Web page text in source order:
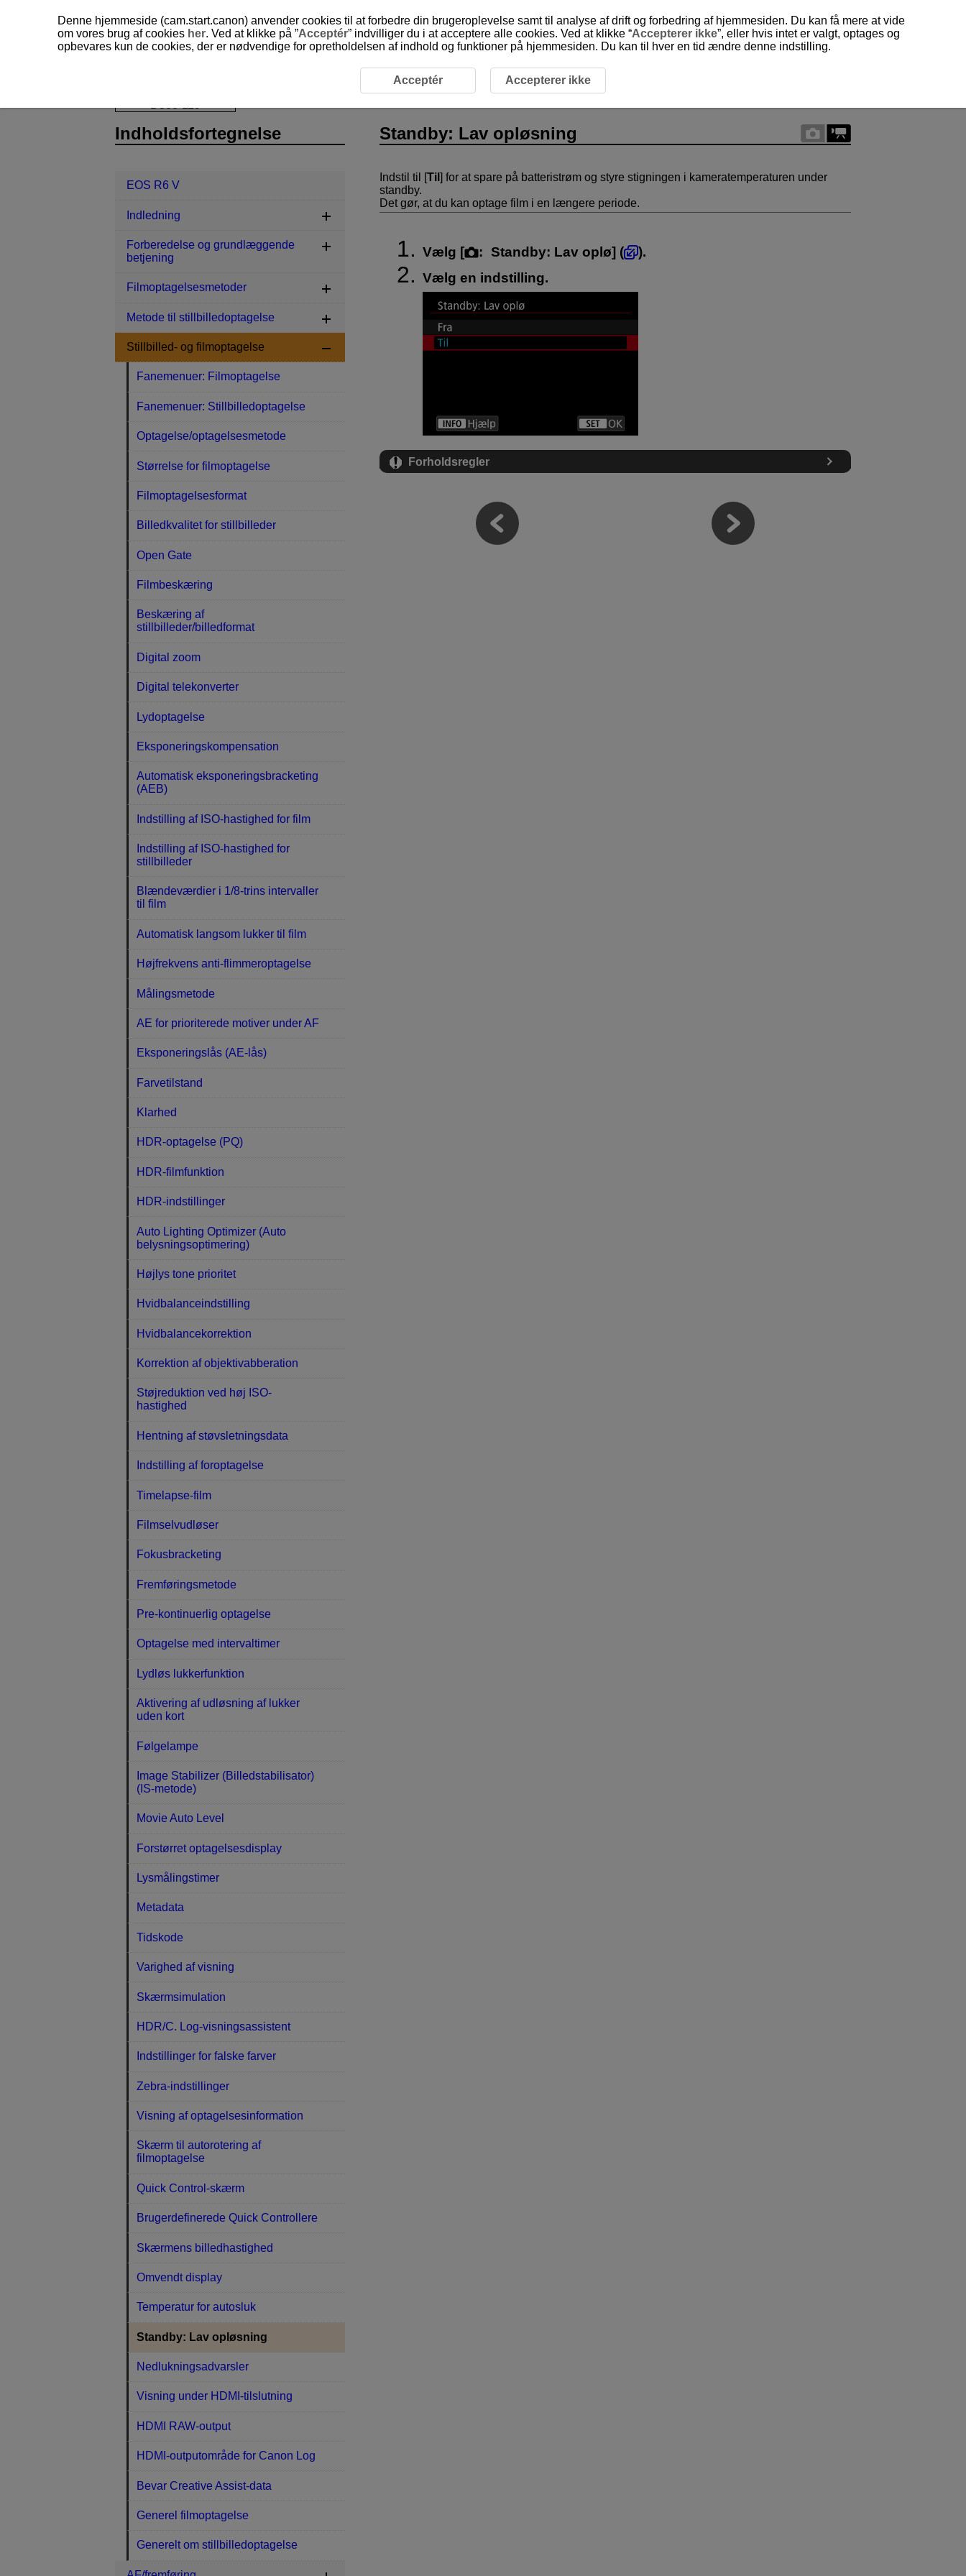
Standby: Lav opløsning
Standby: Lav opløsning
Indstil til [Til ] for at spare på batteristrøm og styre stigningen i kameratemperaturen under
standby.
Det gør, at du kan optage film i en længere periode.
Vælg [ : Standby: Lav oplø] (
).
Vælg en indstilling.
Forholdsregler
Indholdsfortegnelse
EOS R6 V
Indledning
Forberedelse og grundlæggende
betjening
Filmoptagelsesmetoder
Metode til stillbilledoptagelse
Stillbilled- og filmoptagelse
Fanemenuer: Filmoptagelse
Fanemenuer: Stillbilledoptagelse
Optagelse/optagelsesmetode
Størrelse for filmoptagelse
Filmoptagelsesformat
Billedkvalitet for stillbilleder
Open Gate
Filmbeskæring
Beskæring af
stillbilleder/billedformat
Digital zoom
Digital telekonverter
Lydoptagelse
Eksponeringskompensation
Automatisk eksponeringsbracketing
(AEB)
Indstilling af ISO-hastighed for film
Indstilling af ISO-hastighed for
stillbilleder
Blændeværdier i 1/8-trins intervaller
til film
Automatisk langsom lukker til film
Højfrekvens anti-flimmeroptagelse
Målingsmetode
AE for prioriterede motiver under AF
Eksponeringslås (AE-lås)
Farvetilstand
Klarhed
HDR-optagelse (PQ)
HDR-filmfunktion
HDR-indstillinger
Auto Lighting Optimizer (Auto
belysningsoptimering)
Højlys tone prioritet
Hvidbalanceindstilling
Hvidbalancekorrektion
Korrektion af objektivabberation
Støjreduktion ved høj ISO-
hastighed
Hentning af støvsletningsdata
Indstilling af foroptagelse
Timelapse-film
Filmselvudløser
Fokusbracketing
Fremføringsmetode
Pre-kontinuerlig optagelse
Optagelse med intervaltimer
Lydløs lukkerfunktion
Aktivering af udløsning af lukker
uden kort
Følgelampe
Image Stabilizer (Billedstabilisator)
(IS-metode)
Movie Auto Level
Forstørret optagelsesdisplay
Lysmålingstimer
Metadata
Tidskode
Varighed af visning
Skærmsimulation
HDR/C. Log-visningsassistent
Indstillinger for falske farver
Zebra-indstillinger
Visning af optagelsesinformation
Skærm til autorotering af
filmoptagelse
Quick Control-skærm
Brugerdefinerede Quick Controllere
Skærmens billedhastighed
Omvendt display
Temperatur for autosluk
Standby: Lav opløsning
Nedlukningsadvarsler
Visning under HDMI-tilslutning
HDMI RAW-output
HDMI-outputområde for Canon Log
Bevar Creative Assist-data
Generel filmoptagelse
Generelt om stillbilledoptagelse
Denne hjemmeside (cam.start.canon) anvender cookies til at forbedre din brugeroplevelse samt til analyse af drift og forbedring af hjemmesiden. Du kan få mere at vide
om vores brug af cookies her. Ved at klikke på ”Acceptér” indvilliger du i at acceptere alle cookies. Ved at klikke “Accepterer ikke”, eller hvis intet er valgt, optages og
opbevares kun de cookies, der er nødvendige for opretholdelsen af indhold og funktioner på hjemmesiden. Du kan til hver en tid ændre denne indstilling.
Acceptér Accepterer ikke